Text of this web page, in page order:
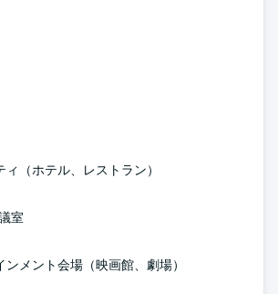
（ホテル、レストラン）
室
ンメント会場（映画館、劇場）